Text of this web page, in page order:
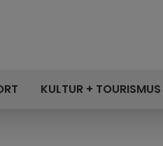
KULTUR + TOURISMUS